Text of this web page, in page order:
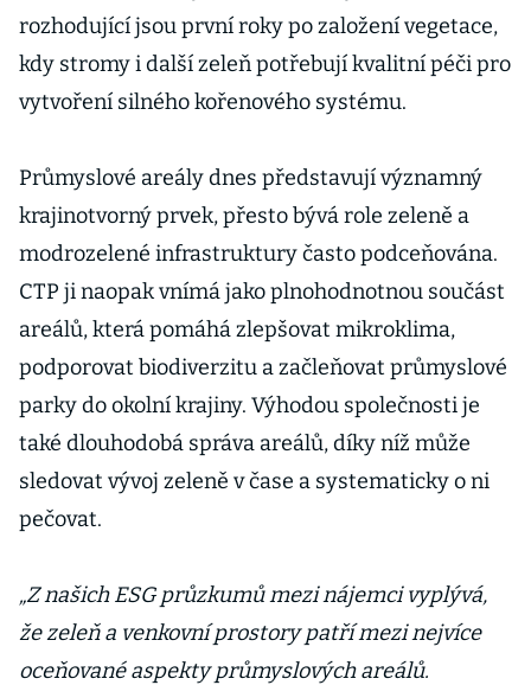
rozhodující jsou první roky po založení vegetace,
kdy stromy i další zeleň potřebují kvalitní péči pro
vytvoření silného kořenového systému.
Průmyslové areály dnes představují významný
krajinotvorný prvek, přesto bývá role zeleně a
modrozelené infrastruktury často podceňována.
CTP ji naopak vnímá jako plnohodnotnou součást
areálů, která pomáhá zlepšovat mikroklima,
podporovat biodiverzitu a začleňovat průmyslové
parky do okolní krajiny. Výhodou společnosti je
také dlouhodobá správa areálů, díky níž může
sledovat vývoj zeleně v čase a systematicky o ni
pečovat.
„Z našich ESG průzkumů mezi nájemci vyplývá,
že zeleň a venkovní prostory patří mezi nejvíce
oceňované aspekty průmyslových areálů.